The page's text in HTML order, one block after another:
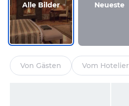
Alle Bilder Neueste
Von Gästen Vom Hotelier